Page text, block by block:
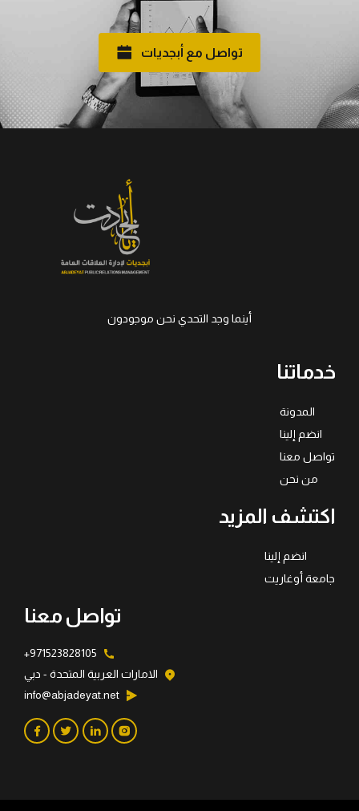
تواصل مع أبجديات
أينما وجد التحدي نحن موجودون
خدماتنا
المدونة
انضم إلينا
تواصل معنا
من نحن
اكتشف المزيد
انضم إلينا
جامعة أوغاريت
تواصل معنا
971523828105+
الامارات العربية المتحدة - دبي
info@abjadeyat.net